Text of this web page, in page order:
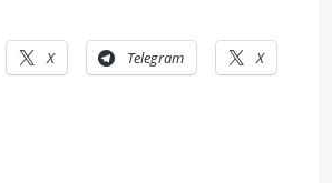
X Telegram X